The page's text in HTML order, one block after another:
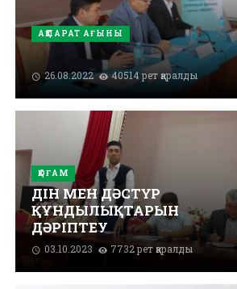
АҚПАРАТ АҒЫНЫ
26.08.2022 40514 рет қаралды
ҚОҒАМ
ДІН МЕН ДӘСТҮР
ҚҰНДЫЛЫҚТАРЫН
ДӘРІПТЕУ
03.10.2023 7732 рет қаралды